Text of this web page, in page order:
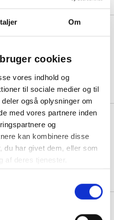
Om
cookies
vores indhold og
til sociale medier og til
også oplysninger om
med vores partnere inden
og
kan kombinere disse
du har givet dem, eller som
af deres tjenester.
501-9 hæve-sænkebord
hvid med hvidt
501-33 hæve-sænke
valnød med sort
4.050,00
valnød med hvidt stel